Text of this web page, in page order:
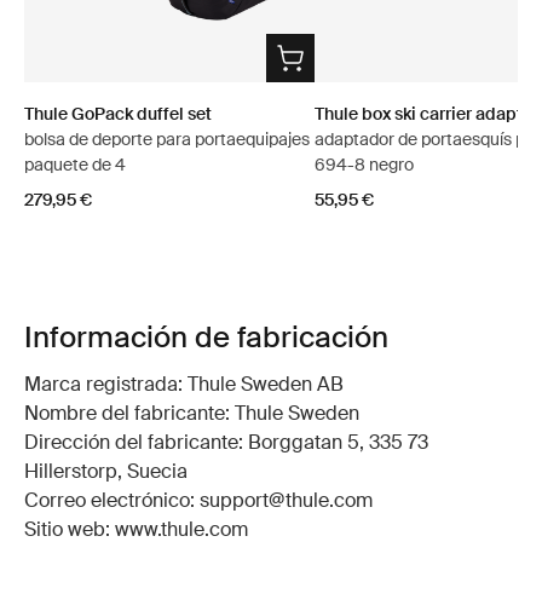
Thule GoPack duffel set
bolsa de deporte para portaequipajes
paquete de 4
279,95 €
Thule box ski carrier adapter
adaptador de portaesquís
694-8 negro
55,95 €
Información de fabricación
Marca registrada: Thule Sweden AB
Nombre del fabricante: Thule Sweden
Dirección del fabricante: Borggatan 5, 335 73
Hillerstorp, Suecia
Correo electrónico: support@thule.com
Sitio web: www.thule.com